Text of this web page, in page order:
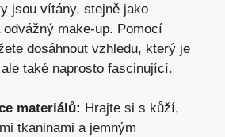
jsou vítány, stejně jako
make-up. Pomocí
dosáhnout vzhledu, který je
také naprosto fascinující.
materiálů: Hrajte si s kůží,
tkaninami a jemným